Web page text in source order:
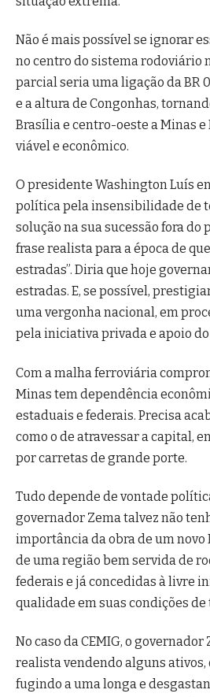
Não é mais possível se ignorar
no centro do sistema rodoviário
parcial seria uma ligação da BR
e a altura de Congonhas,
Brasília e centro-oeste a Minas e
viável e econômico.
O presidente Washington Luís
política pela insensibilidade de
solução na sua sucessão fora do
frase realista para a época de
estradas”. Diria que hoje
estradas. E, se possível,
uma vergonha nacional, em
pela iniciativa privada e apoio
Com a malha ferroviária
Minas tem dependência
estaduais e federais. Precisa
como o de atravessar a capital,
por carretas de grande porte.
Tudo depende de vontade
governador Zema talvez não
importância da obra de um novo
de uma região bem servida de
federais e já concedidas à livre
qualidade em suas condições de
No caso da CEMIG, o
realista vendendo alguns ativos,
fugindo a uma longa e